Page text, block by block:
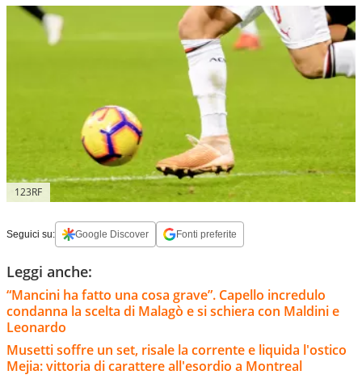
123RF
Seguici su: Google Discover Fonti preferite
Leggi anche:
“Mancini ha fatto una cosa grave”. Capello incredulo
condanna la scelta di Malagò e si schiera con Maldini e
Leonardo
Musetti soffre un set, risale la corrente e liquida l'ostico
Mejia: vittoria di carattere all'esordio a Montreal